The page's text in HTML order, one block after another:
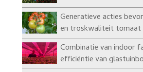
Generatieve acties
en troskwaliteit tomaat
Combinatie van indoor
efficiëntie van